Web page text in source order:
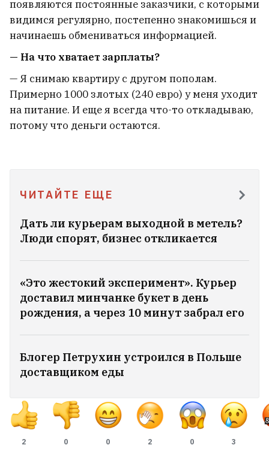
появляются постоянные заказчики, с которыми
видимся регулярно, постепенно знакомишься и
начинаешь обмениваться информацией.
— На что хватает зарплаты?
— Я снимаю квартиру с другом пополам.
Примерно 1000 злотых (240 евро) у меня уходит
на питание. И еще я всегда что-то откладываю,
потому что деньги остаются.
ЧИТАЙТЕ ЕЩЕ
Дать ли курьерам выходной в метель?
Люди спорят, бизнес откликается
«Это жестокий эксперимент». Курьер
доставил минчанке букет в день
рождения, а через 10 минут забрал его
Блогер Петрухин устроился в Польше
доставщиком еды
2 0 0 2 0 3